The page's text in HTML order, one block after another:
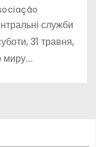
служби
31 травня,
миру.…